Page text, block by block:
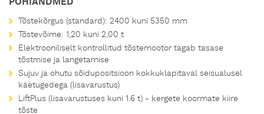
Tõstekõrgus (standard): 2400 kuni 5350 mm
Tõstevõime: 1,20 kuni 2,00 t
Elektrooniliselt kontrollitud tõstemootor tagab tasase
tõstmise ja langetamise
Sujuv ja ohutu sõidupositsioon kokkuklapitaval seisualusel
käetugedega (lisavarustus)
LiftPlus (lisavarustuses kuni 1.6 t) - kergete koormate kiire
tõste